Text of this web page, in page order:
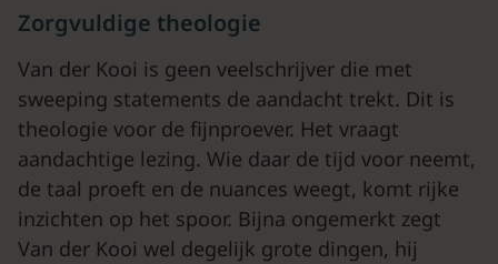
Zorgvuldige theologie
Van der Kooi is geen veelschrijver die met
sweeping statements de aandacht trekt. Dit is
theologie voor de fijnproever. Het vraagt
aandachtige lezing. Wie daar de tijd voor neemt,
de taal proeft en de nuances weegt, komt rijke
inzichten op het spoor. Bijna ongemerkt zegt
Van der Kooi wel degelijk grote dingen, hij